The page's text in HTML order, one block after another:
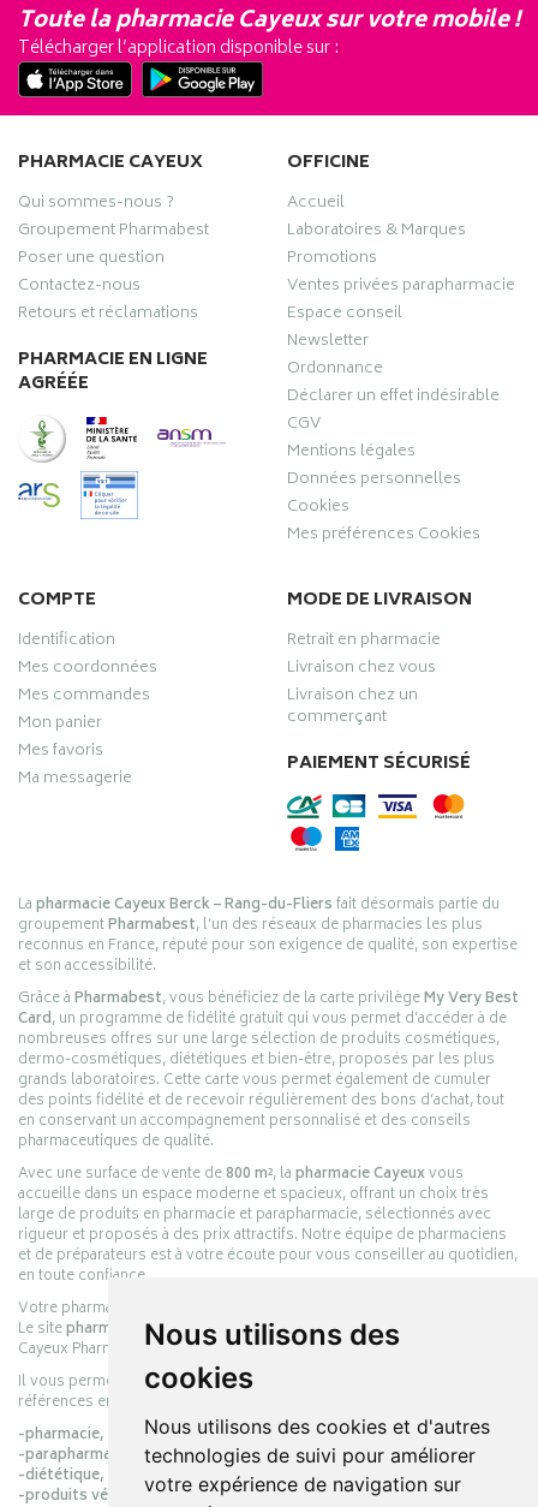
Nous utilisons des
cookies
Nous utilisons des cookies et d'autres
technologies de suivi pour améliorer
votre expérience de navigation sur
Toute la pharmacie Cayeux sur votre mobile !
Télécharger l’application disponible sur :
PHARMACIE CAYEUX
Qui sommes-nous ?
Groupement Pharmabest
Poser une question
Contactez-nous
Retours et réclamations
PHARMACIE EN LIGNE
AGRÉÉE
OFFICINE
Accueil
Laboratoires & Marques
Promotions
Ventes privées parapharmacie
Espace conseil
Newsletter
Ordonnance
Déclarer un effet indésirable
CGV
Mentions légales
Données personnelles
Cookies
Mes préférences Cookies
COMPTE
Identification
Mes coordonnées
Mes commandes
Mon panier
Mes favoris
Ma messagerie
MODE DE LIVRAISON
Retrait en pharmacie
Livraison chez vous
Livraison chez un
commerçant
PAIEMENT SÉCURISÉ
Lapharmacie Cayeux Berck – Rang-du-Fliersfait désormais partie du
groupementPharmabest, l’un des réseaux de pharmacies les plus
reconnus en France, réputé pour son exigence de qualité, son expertise
et son accessibilité.
Grâce àPharmabest, vous bénéficiez de la carte privilègeMy Very Best
Card, un programme de fidélité gratuit qui vous permet d’accéder à de
nombreuses offres sur une large sélection de produits cosmétiques,
dermo-cosmétiques, diététiques et bien-être, proposés par les plus
grands laboratoires. Cette carte vous permet également de cumuler
des points fidélité et de recevoir régulièrement des bons d’achat, tout
en conservant un accompagnement personnalisé et des conseils
pharmaceutiques de qualité.
Avec une surface de vente de800 m², lapharmacie Cayeuxvous
accueille dans un espace moderne et spacieux, offrant un choix très
large de produits en pharmacie et parapharmacie, sélectionnés avec
rigueur et proposés à des prix attractifs. Notre équipe de pharmaciens
et de préparateurs est à votre écoute pour vous conseiller au quotidien,
en toute confiance.
Votre pharmacie en ligne :
Le sitepharmacie-cayeux.frest le prolongement digital de la pharmacie
Cayeux Pharmabest Berck-sur-Mer – Rang-du-Fliers.
Il vous permet de réaliser vos achats en ligne parmi des milliers de
références en :
-pharmacie,
-parapharmacie,
-diététique,
-produits vétérinaires.